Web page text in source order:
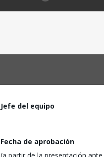
Jefe del equipo
Fecha de aprobación
(a partir de la presentación ante